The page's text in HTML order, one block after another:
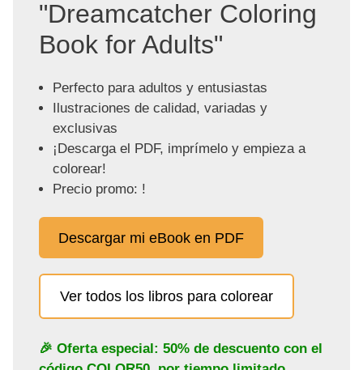
"Dreamcatcher Coloring
Book for Adults"
Perfecto para adultos y entusiastas
Ilustraciones de calidad, variadas y
exclusivas
¡Descarga el PDF, imprímelo y empieza a
colorear!
Precio promo: !
Descargar mi eBook en PDF
Ver todos los libros para colorear
🎉 Oferta especial: 50% de descuento con el